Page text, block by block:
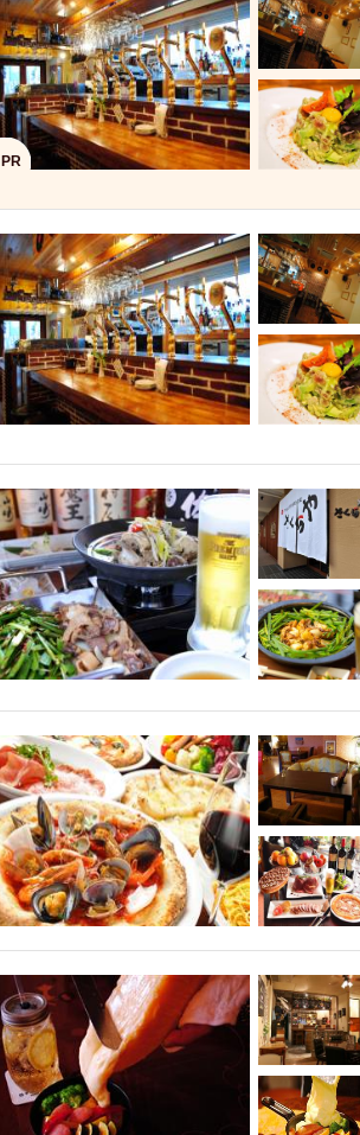
カード可
厳選日本酒
3000円台コース
ピザ
アサヒスーパードライ
県
大部屋50名以上～
オリオ
ハッピーアワー
アグー豚
アレルギー対応可能
牧志
ダイエット中におススメ
ソファー
激辛料理 石
ファーストフード
スペシ
スクリーン
スペインバル
カニ
カフェ ジビエ
ホッピー
焼肉 電気ブ
マイク
サッポロ 昼宴会
市立病院前駅周辺
中華
綺麗orお洒落なトイレ
ラ
クラフトビール
鉄板焼き
壺川駅周辺
秋限定メニュ
PR